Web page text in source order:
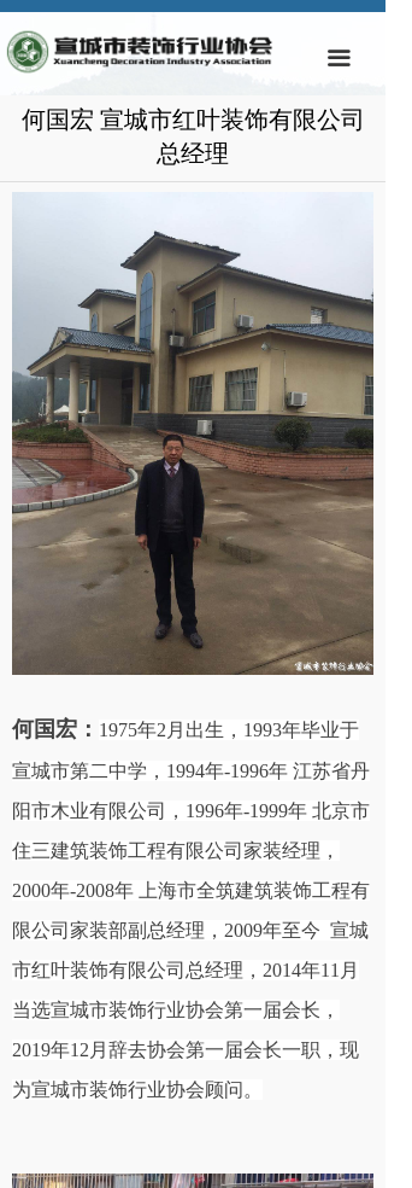
끀
首页
协会简介
协会动态
通知公告
会员动态
会员单位
样板企业与工程
业主投诉通报
视频专区
装企合同查询
联系我们
何国宏 宣城市红叶装饰有限公司
总经理
何国宏： 1975年2月出生，1993年毕业于
宣城市第二中学，1994年-1996年 江苏省丹
阳市木业有限公司，1996年-1999年 北京市
住三建筑装饰工程有限公司家装经理，
2000年-2008年 上海市全筑建筑装饰工程有
限公司家装部副总经理，2009年至今 宣城
市红叶装饰有限公司总经理，2014年11月
当选宣城市装饰行业协会第一届会长，
2019年12月辞去协会第一届会长一职，现
为宣城市装饰行业协会顾问。